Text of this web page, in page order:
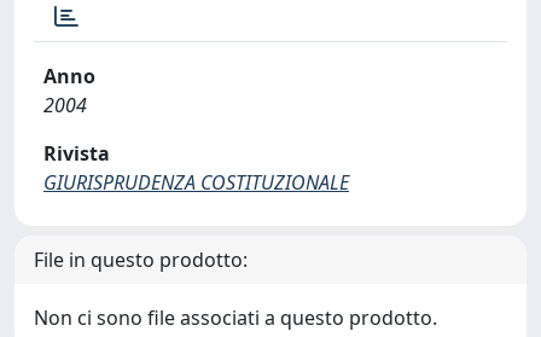
Anno
2004
Rivista
GIURISPRUDENZA COSTITUZIONALE
File in questo prodotto:
Non ci sono file associati a questo prodotto.